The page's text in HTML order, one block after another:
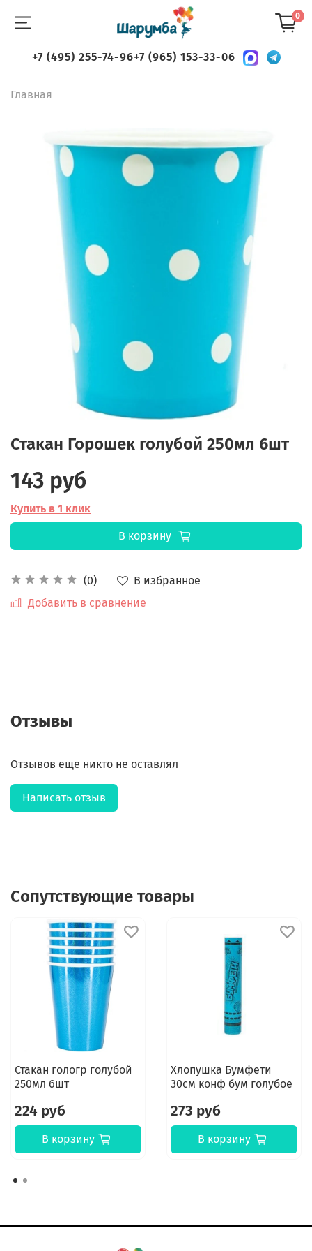
0
+7 (495) 255-74-96+7 (965) 153-33-06
Главная
Стакан Горошек голубой 250мл 6шт
(0)
В избранное
Добавить в сравнение
143 руб
Купить в 1 клик
В корзину
Отзывы
Отзывов еще никто не оставлял
Написать отзыв
Сопутствующие товары
Стакан гологр голубой
250мл 6шт
224 руб
В корзину
Хлопушка Бумфети
30см конф бум голубое
273 руб
В корзину